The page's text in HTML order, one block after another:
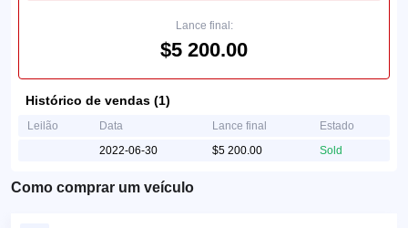
Lance final:
$5 200.00
Histórico de vendas (1)
Leilão Data Lance final
Estado
2022-06-30
$5 200.00 Sold
Como comprar um veículo